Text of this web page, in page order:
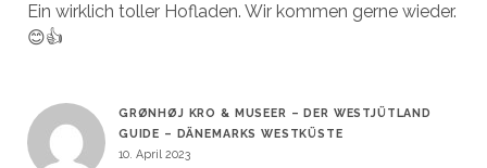
Ein wirklich toller Hofladen. Wir kommen gerne wieder.
😊👍
GRØNHØJ KRO & MUSEER – DER WESTJÜTLAND
GUIDE – DÄNEMARKS WESTKÜSTE
10. April 2023